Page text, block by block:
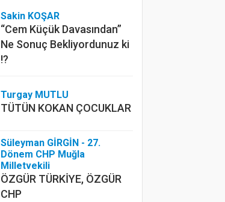
Sakin KOŞAR
“Cem Küçük Davasından”
Ne Sonuç Bekliyordunuz ki
!?
Turgay MUTLU
TÜTÜN KOKAN ÇOCUKLAR
Süleyman GİRGİN - 27.
Dönem CHP Muğla
Milletvekili
ÖZGÜR TÜRKİYE, ÖZGÜR
CHP